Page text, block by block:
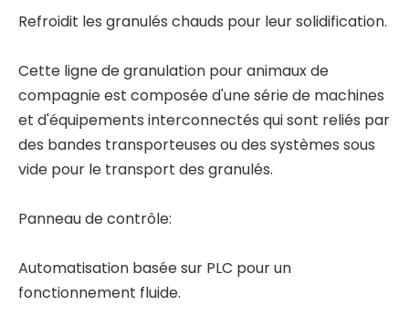
Refroidit les granulés chauds pour leur solidification.
Cette ligne de granulation pour animaux de
compagnie est composée d'une série de machines
et d'équipements interconnectés qui sont reliés par
des bandes transporteuses ou des systèmes sous
vide pour le transport des granulés.
Panneau de contrôle:
Automatisation basée sur PLC pour un
fonctionnement fluide.